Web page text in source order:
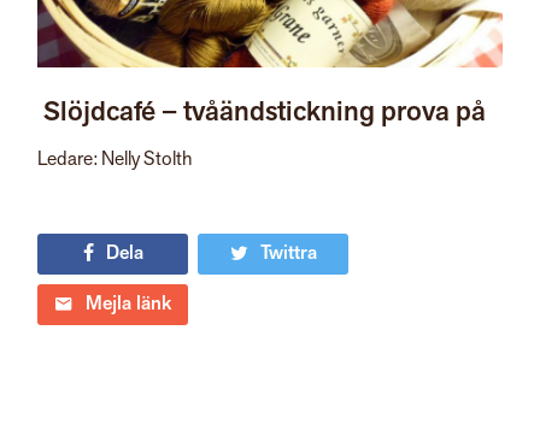
Slöjdcafé – tvåändstickning prova på
Ledare: Nelly Stolth
Dela
Twittra
Mejla länk